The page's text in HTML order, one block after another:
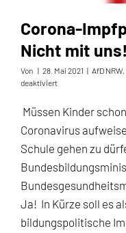
Corona-
Nicht mit uns!
Von | 28. Mai 2021 | AfD NRW,
deaktiviertfür
Impfpflicht
für
Kinder?
Nicht
mit
uns!
Müssen Kinder
Coronavirus
Schule gehen zu
Ja! In Kürze soll es
bildungspolitische